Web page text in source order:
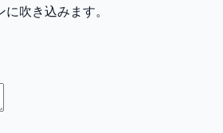
吹き込みます。